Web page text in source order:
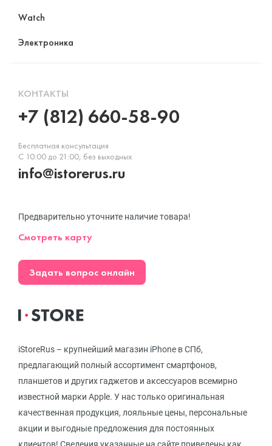
iStoreRus – крупнейший магазин iPhone в СПб,
предлагающий полный ассортимент смартфонов,
планшетов и других гаджетов и аксессуаров всемирно
известной марки Apple. У нас только оригинальная
качественная продукция, лояльные цены, персональные
акции и выгодные предложения для постоянных
Watch
Электроника
КОНТАКТЫ
+7 (812) 660-58-90
Бесплатная консультация
С 10:00 до 21:00, без выходных
info@istorerus.ru
Предварительно уточните наличие товара!
Смотреть карту
Задать вопрос онлайн